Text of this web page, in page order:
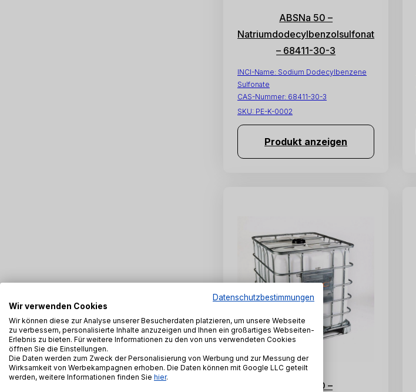
ABSNa 50 –
Natriumdodecylbenzolsulfonat
– 68411-30-3
INCI-Name: Sodium Dodecylbenzene
Sulfonate
CAS-Nummer: 68411-30-3
SKU: PE-K-0002
Produkt anzeigen
ABSNa 30 –
Datenschutzbestimmungen
Wir verwenden Cookies
Wir können diese zur Analyse unserer Besucherdaten platzieren, um unsere Webseite
zu verbessern, personalisierte Inhalte anzuzeigen und Ihnen ein großartiges Webseiten-
Erlebnis zu bieten. Für weitere Informationen zu den von uns verwendeten Cookies
öffnen Sie die Einstellungen.
Die Daten werden zum Zweck der Personalisierung von Werbung und zur Messung der
Wirksamkeit von Werbekampagnen erhoben. Die Daten können mit Google LLC geteilt
werden, weitere Informationen finden Sie hier.